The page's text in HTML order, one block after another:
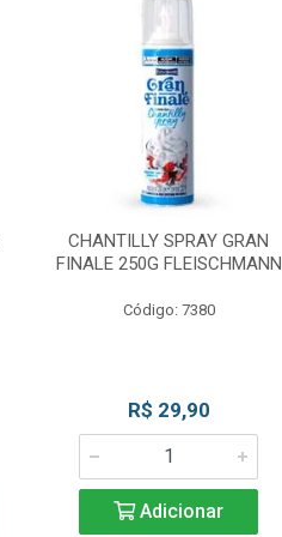
CHANTILLY SPRAY GRAN
FINALE 250G FLEISCHMANN
Código: 7380
R$ 29,90
Adicionar